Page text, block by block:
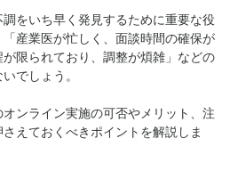
をいち早く発見するために重要な役
産業医が忙しく、面談時間の確保が
限られており、調整が煩雑」などの
でしょう。
ンライン実施の可否やメリット、注
えておくべきポイントを解説しま